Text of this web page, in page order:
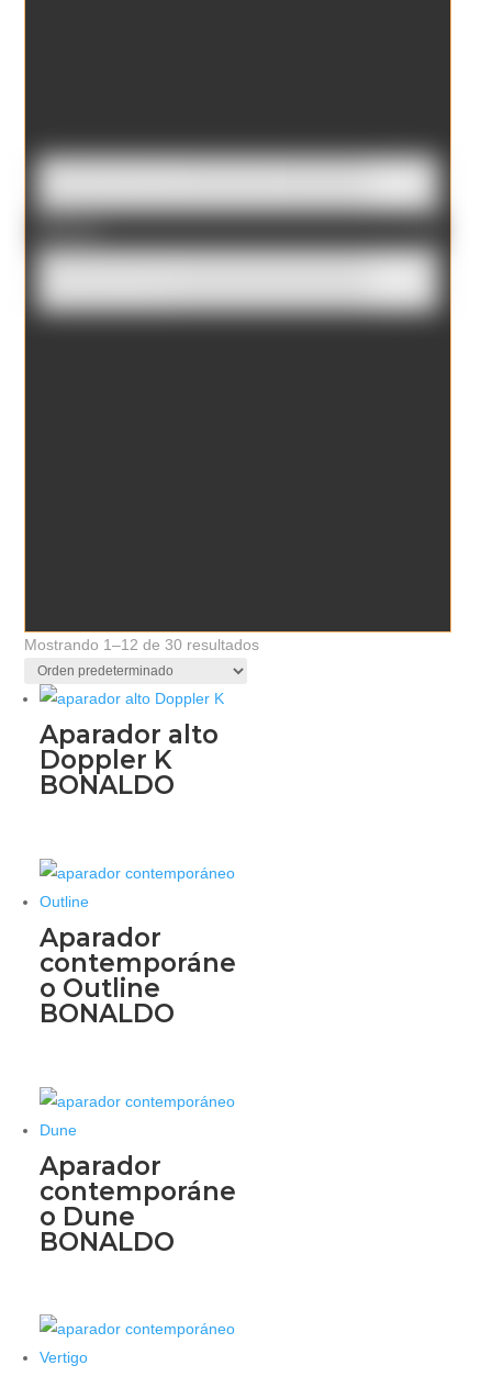
Mostrando 1–12 de 30 resultados
Aparador alto
Doppler K
BONALDO
Aparador
contemporáne
o Outline
BONALDO
Aparador
contemporáne
o Dune
BONALDO